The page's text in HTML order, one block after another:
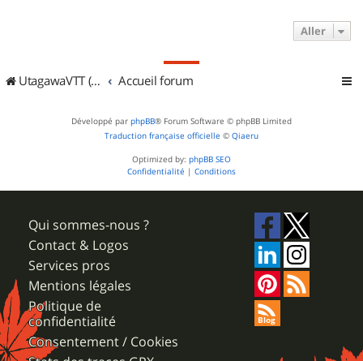
Aller
UtagawaVTT (Randos VTT et VTTAE avec traces GPS) Accueil forum
Développé par phpBB® Forum Software © phpBB Limited
Traduction française officielle © Qiaeru
Optimized by: phpBB SEO
Confidentialité | Conditions
Qui sommes-nous ?
Contact & Logos
Services pros
Mentions légales
Politique de
confidentialité
Consentement / Cookies